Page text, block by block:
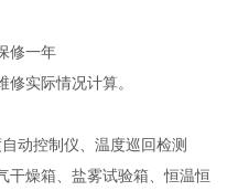
修一年
实际情况计算。
动控制仪、温度巡回检测
干燥箱、盐雾试验箱、恒温恒